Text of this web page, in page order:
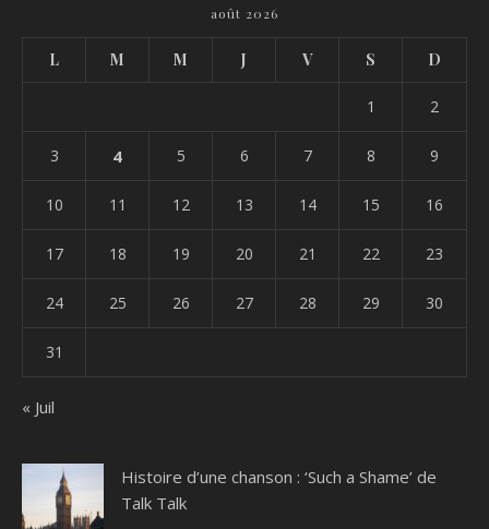
août 2026
L M M J V S D
1 2
3 4 5 6 7 8 9
10 11 12 13 14 15 16
17 18 19 20 21 22 23
24 25 26 27 28 29 30
31
« Juil
Histoire d’une chanson : ‘Such a Shame’ de
Talk Talk